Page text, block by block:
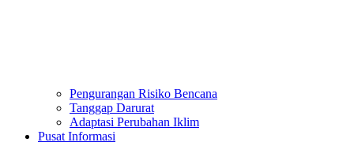
Pengurangan Risiko Bencana
Tanggap Darurat
Adaptasi Perubahan Iklim
Pusat Informasi